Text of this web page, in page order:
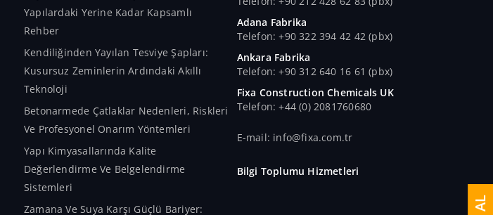
Yapılardaki Yerine Kadar Kapsamlı
Rehber
Kendiliğinden Yayılan Tesviye Şapları:
Kusursuz Zeminlerin Ardındaki Akıllı
Teknoloji
Betonarmede Çatlaklar Nedenleri, Riskleri
Ve Profesyonel Onarım Yöntemleri
Yapı Kimyasallarında Kalite
Değerlendirme Ve Belgelendirme
Sistemleri
Zamana Ve Suya Karşı Güçlü Bariyer:
Adana Fabrika
Telefon: +90 322 394 42 42 (pbx)
Ankara Fabrika
Telefon: +90 312 640 16 61 (pbx)
Fixa Construction Chemicals UK
Telefon: +44 (0) 2081760680
E-mail: info@fixa.com.tr
Bilgi Toplumu Hizmetleri